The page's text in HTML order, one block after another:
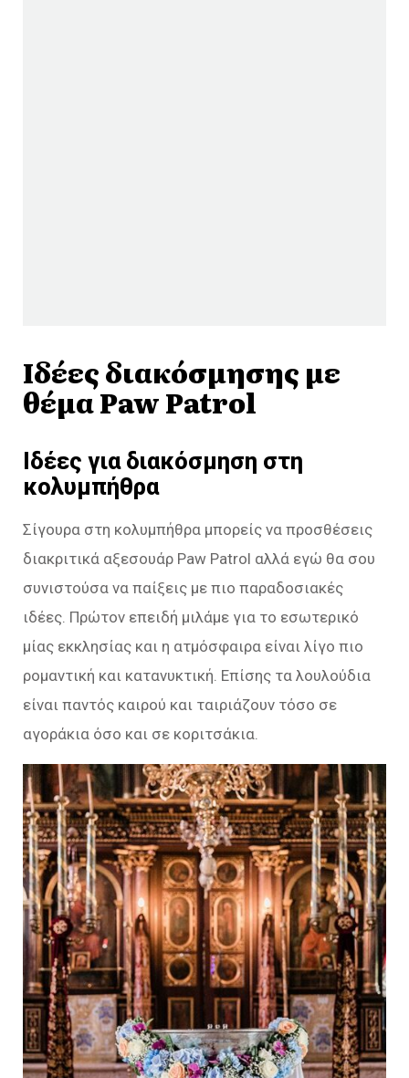
Ιδέες διακόσμησης με
θέμα Paw Patrol
Ιδέες για διακόσμηση στη
κολυμπήθρα
Σίγουρα στη κολυμπήθρα μπορείς να προσθέσεις
διακριτικά αξεσουάρ Paw Patrol αλλά εγώ θα σου
συνιστούσα να παίξεις με πιο παραδοσιακές
ιδέες. Πρώτον επειδή μιλάμε για το εσωτερικό
μίας εκκλησίας και η ατμόσφαιρα είναι λίγο πιο
ρομαντική και κατανυκτική. Επίσης τα λουλούδια
είναι παντός καιρού και ταιριάζουν τόσο σε
αγοράκια όσο και σε κοριτσάκια.